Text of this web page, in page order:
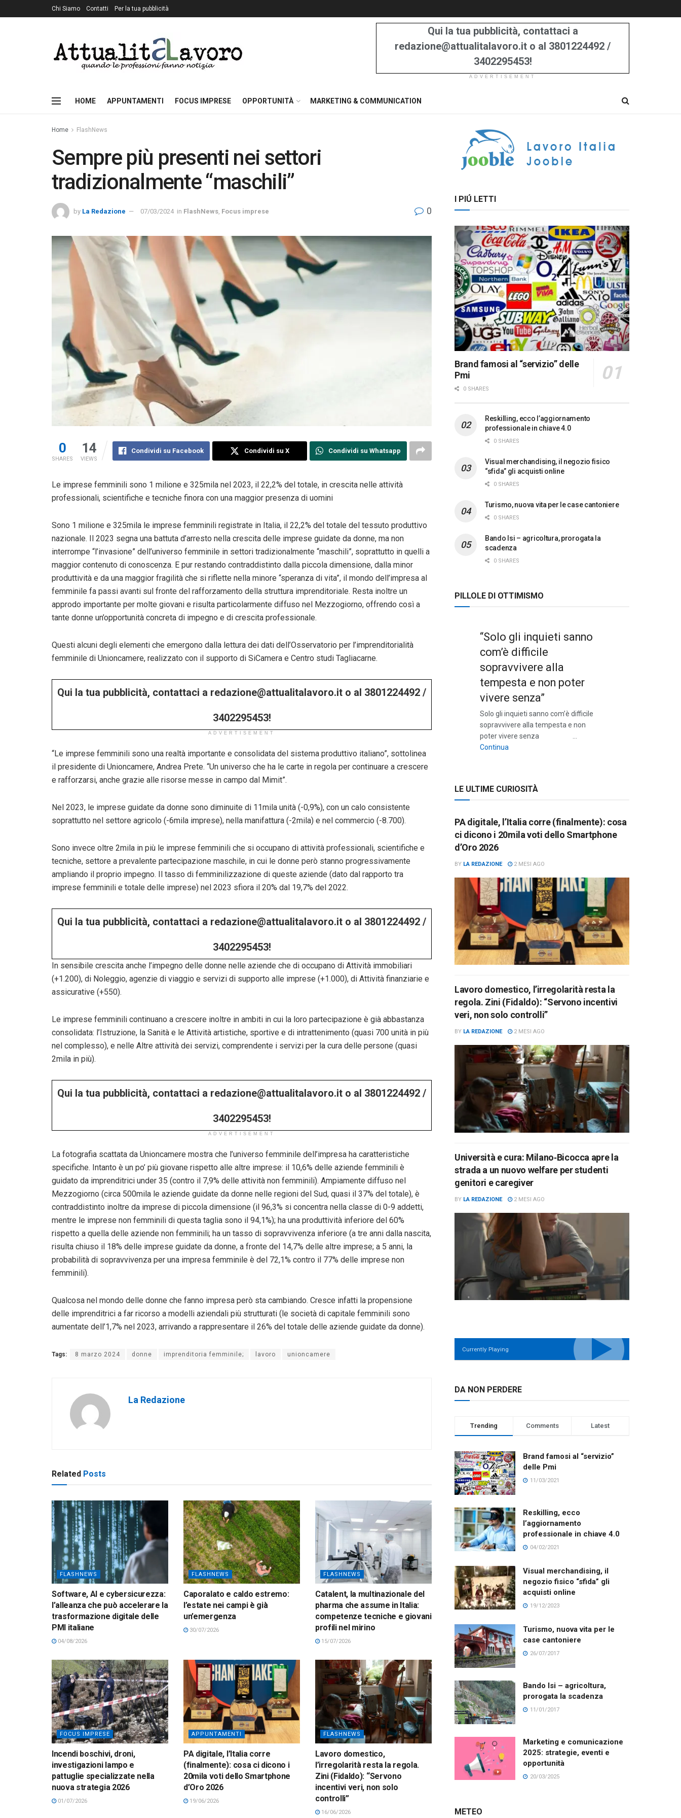
Chi Siamo Contatti Per la tua pubblicità
Qui la tua pubblicità, contattaci a
redazione@attualitalavoro.it o al 3801224492 /
3402295453!
ADVERTISEMENT
HOME APPUNTAMENTI FOCUS IMPRESE OPPORTUNITÀ MARKETING & COMMUNICATION
Home FlashNews
Sempre più presenti nei settori
tradizionalmente “maschili”
by La Redazione 07/03/2024 in FlashNews Focus imprese 0
0
SHARES
14
VIEWS
Condividi su Facebook Condividi su X Condividi su Whatsapp
Le imprese femminili sono 1 milione e 325mila nel 2023, il 22,2% del totale, in crescita nelle attività
professionali, scientifiche e tecniche finora con una maggior presenza di uomini
Sono 1 milione e 325mila le imprese femminili registrate in Italia, il 22,2% del totale del tessuto produttivo
nazionale. Il 2023 segna una battuta d’arresto nella crescita delle imprese guidate da donne, ma non
interrompe “l’invasione” dell’universo femminile in settori tradizionalmente “maschili”, soprattutto in quelli a
maggior contenuto di conoscenza. E pur restando contraddistinto dalla piccola dimensione, dalla minor
produttività e da una maggior fragilità che si riflette nella minore “speranza di vita”, il mondo dell’impresa al
femminile fa passi avanti sul fronte del rafforzamento della struttura imprenditoriale. Resta inoltre un
approdo importante per molte giovani e risulta particolarmente diffuso nel Mezzogiorno, offrendo così a
tante donne un’opportunità concreta di impegno e di crescita professionale.
Questi alcuni degli elementi che emergono dalla lettura dei dati dell’Osservatorio per l’imprenditorialità
femminile di Unioncamere, realizzato con il supporto di SiCamera e Centro studi Tagliacarne.
Qui la tua pubblicità, contattaci a redazione@attualitalavoro.it o al 3801224492 /
3402295453!
ADVERTISEMENT
“Le imprese femminili sono una realtà importante e consolidata del sistema produttivo italiano”, sottolinea
il presidente di Unioncamere, Andrea Prete. “Un universo che ha le carte in regola per continuare a crescere
e rafforzarsi, anche grazie alle risorse messe in campo dal Mimit”.
Nel 2023, le imprese guidate da donne sono diminuite di 11mila unità (-0,9%), con un calo consistente
soprattutto nel settore agricolo (-6mila imprese), nella manifattura (-2mila) e nel commercio (-8.700).
Sono invece oltre 2mila in più le imprese femminili che si occupano di attività professionali, scientifiche e
tecniche, settore a prevalente partecipazione maschile, in cui le donne però stanno progressivamente
ampliando il proprio impegno. Il tasso di femminilizzazione di queste aziende (dato dal rapporto tra
imprese femminili e totale delle imprese) nel 2023 sfiora il 20% dal 19,7% del 2022.
Qui la tua pubblicità, contattaci a redazione@attualitalavoro.it o al 3801224492 /
3402295453!
In sensibile crescita anche l’impegno delle donne nelle aziende che di occupano di Attività immobiliari
(+1.200), di Noleggio, agenzie di viaggio e servizi di supporto alle imprese (+1.000), di Attività finanziarie e
assicurative (+550).
Le imprese femminili continuano a crescere inoltre in ambiti in cui la loro partecipazione è già abbastanza
consolidata: l’Istruzione, la Sanità e le Attività artistiche, sportive e di intrattenimento (quasi 700 unità in più
nel complesso), e nelle Altre attività dei servizi, comprendente i servizi per la cura delle persone (quasi
2mila in più).
Qui la tua pubblicità, contattaci a redazione@attualitalavoro.it o al 3801224492 /
3402295453!
ADVERTISEMENT
La fotografia scattata da Unioncamere mostra che l’universo femminile dell’impresa ha caratteristiche
specifiche. Intanto è un po’ più giovane rispetto alle altre imprese: il 10,6% delle aziende femminili è
guidato da imprenditrici under 35 (contro il 7,9% delle attività non femminili). Ampiamente diffuso nel
Mezzogiorno (circa 500mila le aziende guidate da donne nelle regioni del Sud, quasi il 37% del totale), è
contraddistinto inoltre da imprese di piccola dimensione (il 96,3% si concentra nella classe di 0-9 addetti,
mentre le imprese non femminili di questa taglia sono il 94,1%); ha una produttività inferiore del 60%
rispetto a quella delle aziende non femminili; ha un tasso di sopravvivenza inferiore (a tre anni dalla nascita,
risulta chiuso il 18% delle imprese guidate da donne, a fronte del 14,7% delle altre imprese; a 5 anni, la
probabilità di sopravvivenza per una impresa femminile è del 72,1% contro il 77% delle imprese non
femminili).
Qualcosa nel mondo delle donne che fanno impresa però sta cambiando. Cresce infatti la propensione
delle imprenditrici a far ricorso a modelli aziendali più strutturati (le società di capitale femminili sono
aumentate dell’1,7% nel 2023, arrivando a rappresentare il 26% del totale delle aziende guidate da donne).
Tags: 8 marzo 2024 donne imprenditoria femminile; lavoro unioncamere
La Redazione
Related Posts
FLASHNEWS
Software, AI e cybersicurezza:
l’alleanza che può accelerare la
trasformazione digitale delle
PMI italiane
04/08/2026
FLASHNEWS
Caporalato e caldo estremo:
l’estate nei campi è già
un’emergenza
30/07/2026
FLASHNEWS
Catalent, la multinazionale del
pharma che assume in Italia:
competenze tecniche e giovani
profili nel mirino
15/07/2026
FOCUS IMPRESE
Incendi boschivi, droni,
investigazioni lampo e
pattuglie specializzate nella
nuova strategia 2026
01/07/2026
APPUNTAMENTI
PA digitale, l’Italia corre
(finalmente): cosa ci dicono i
20mila voti dello Smartphone
d’Oro 2026
19/06/2026
FLASHNEWS
Lavoro domestico,
l’irregolarità resta la regola.
Zini (Fidaldo): “Servono
incentivi veri, non solo
controlli”
16/06/2026
I PIÚ LETTI
Brand famosi al “servizio” delle
Pmi
0 SHARES
Reskilling, ecco l’aggiornamento
professionale in chiave 4.0
0 SHARES
Visual merchandising, il negozio fisico
“sfida” gli acquisti online
0 SHARES
Turismo, nuova vita per le case cantoniere
0 SHARES
Bando Isi – agricoltura, prorogata la
scadenza
0 SHARES
PILLOLE DI OTTIMISMO
“Solo gli inquieti sanno
com’è difficile
sopravvivere alla
tempesta e non poter
vivere senza”
Solo gli inquieti sanno com’è difficile
sopravvivere alla tempesta e non
poter vivere senza …
Continua
LE ULTIME CURIOSITÀ
PA digitale, l’Italia corre (finalmente): cosa
ci dicono i 20mila voti dello Smartphone
d’Oro 2026
BY LA REDAZIONE 2 MESI AGO
Lavoro domestico, l’irregolarità resta la
regola. Zini (Fidaldo): “Servono incentivi
veri, non solo controlli”
BY LA REDAZIONE 2 MESI AGO
Università e cura: Milano‑Bicocca apre la
strada a un nuovo welfare per studenti
genitori e caregiver
BY LA REDAZIONE 2 MESI AGO
Currently Playing
DA NON PERDERE
Trending Comments Latest
Brand famosi al “servizio”
delle Pmi
11/03/2021
Reskilling, ecco
l’aggiornamento
professionale in chiave 4.0
04/02/2021
Visual merchandising, il
negozio fisico “sfida” gli
acquisti online
19/12/2023
Turismo, nuova vita per le
case cantoniere
26/07/2017
Bando Isi – agricoltura,
prorogata la scadenza
11/01/2017
Marketing e comunicazione
2025: strategie, eventi e
opportunità
20/03/2025
METEO